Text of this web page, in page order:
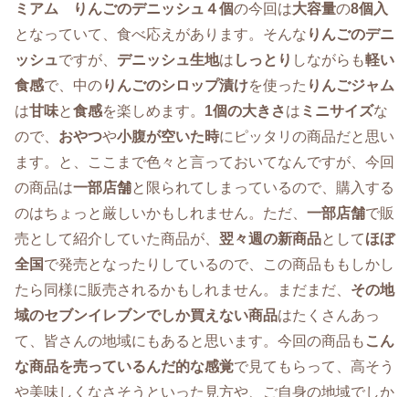
ミアム りんごのデニッシュ４個の今回は大容量の8個入
となっていて、食べ応えがあります。そんな りんごのデニ
ッシュですが、 デニッシュ生地は しっとり しながらも軽い
食感で、中のりんごのシロップ漬けを使った りんごジャム
は甘味と食感を楽しめます。 1個の大きさは ミニサイズな
ので、 おやつや小腹が空いた時にピッタリの商品だと思い
ます。と、ここまで色々と言っておいてなんですが、今回
の商品は一部店舗と限られてしまっているので、購入する
のはちょっと厳しいかもしれません。ただ、 一部店舗で販
売として紹介していた商品が、 翌々週の新商品としてほぼ
全国で発売となったりしているので、この商品ももしかし
たら同様に販売されるかもしれません。まだまだ、 その地
域のセブンイレブンでしか買えない商品はたくさんあっ
て、皆さんの地域にもあると思います。今回の商品も こん
な商品を売っているんだ的な感覚で見てもらって、高そう
や美味しくなさそうといった見方や、ご自身の地域でしか